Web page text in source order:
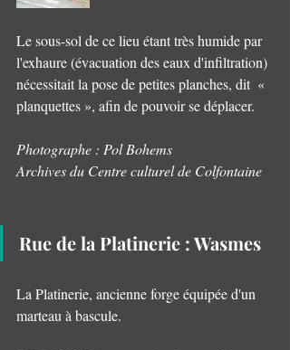
Le sous-sol de ce lieu étant très humide par
l'exhaure (évacuation des eaux d'infiltration)
nécessitait la pose de petites planches, dit  «
planquettes », afin de pouvoir se déplacer.
Photographe : Pol Bohems
Archives du Centre culturel de Colfontaine
Rue de la Platinerie : Wasmes
La Platinerie, ancienne forge équipée d'un
marteau à bascule.